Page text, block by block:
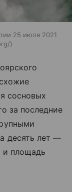
25 июля 2021
сосновых
за последние
десять лет —
и площадь